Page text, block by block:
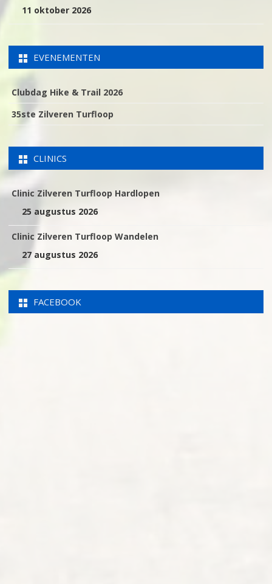
11 oktober 2026
EVENEMENTEN
Clubdag Hike & Trail 2026
35ste Zilveren Turfloop
CLINICS
Clinic Zilveren Turfloop Hardlopen
25 augustus 2026
Clinic Zilveren Turfloop Wandelen
27 augustus 2026
FACEBOOK